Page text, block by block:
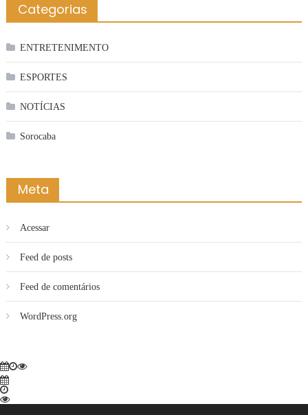
Categorias
ENTRETENIMENTO
ESPORTES
NOTÍCIAS
Sorocaba
Meta
Acessar
Feed de posts
Feed de comentários
WordPress.org